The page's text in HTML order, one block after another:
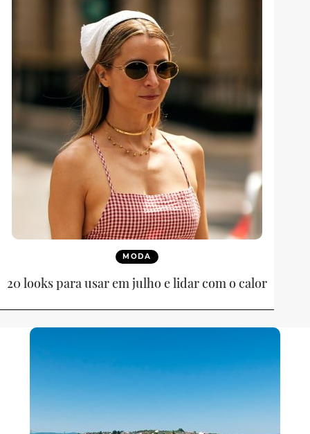
MODA
20 looks para usar em julho e lidar com o calor